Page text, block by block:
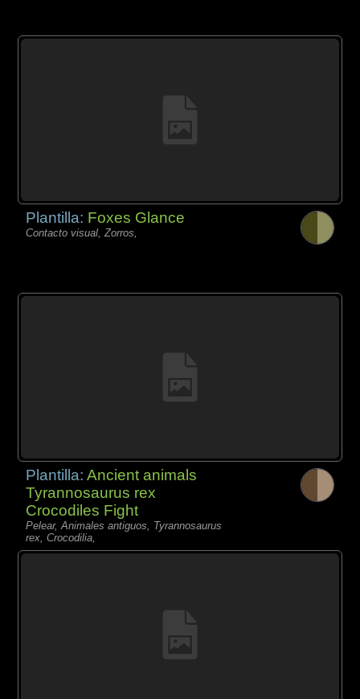
Plantilla: Foxes Glance
Contacto visual, Zorros,
Plantilla:Ancient animals
Tyrannosaurus rex
Crocodiles Fight
Pelear, Animales antiguos, Tyrannosaurus
rex, Crocodilia,